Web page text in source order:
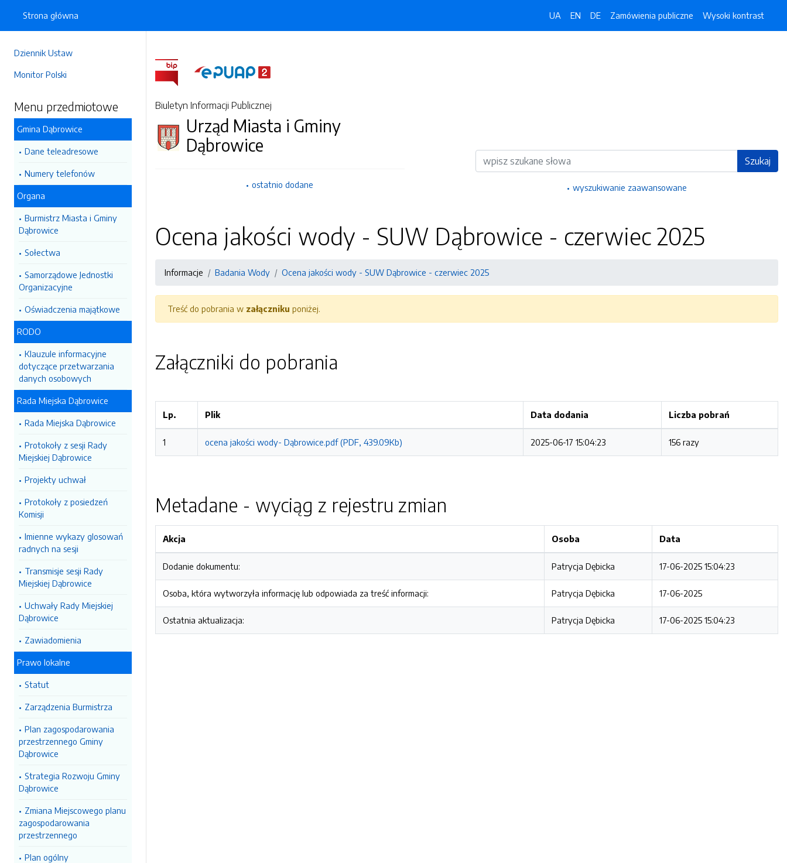
Dziennik Ustaw
Monitor Polski
Menu przedmiotowe
Gmina Dąbrowice
Dane teleadresowe
Numery telefonów
Organa
Burmistrz Miasta i Gminy
Dąbrowice
Sołectwa
Samorządowe Jednostki
Organizacyjne
Oświadczenia majątkowe
RODO
Klauzule informacyjne
dotyczące przetwarzania
danych osobowych
Rada Miejska Dąbrowice
Rada Miejska Dąbrowice
Protokoły z sesji Rady
Miejskiej Dąbrowice
Projekty uchwał
Protokoły z posiedzeń
Komisji
Imienne wykazy glosowań
radnych na sesji
Transmisje sesji Rady
Miejskiej Dąbrowice
Uchwały Rady Miejskiej
Dąbrowice
Zawiadomienia
Prawo lokalne
Statut
Zarządzenia Burmistrza
Plan zagospodarowania
przestrzennego Gminy
Dąbrowice
Strategia Rozwoju Gminy
Dąbrowice
Zmiana Miejscowego planu
zagospodarowania
przestrzennego
Plan ogólny
Strona główna UA EN DE Zamówienia publiczne Wysoki kontrast
Biuletyn Informacji Publicznej
Urząd Miasta i Gminy
Dąbrowice
ostatnio dodane
Wyszukiwarka Szukaj
wyszukiwanie zaawansowane
Ocena jakości wody - SUW Dąbrowice - czerwiec 2025
Informacje Badania Wody Ocena jakości wody - SUW Dąbrowice - czerwiec 2025
Treść do pobrania w załączniku poniżej.
Załączniki do pobrania
Lp. Plik Data dodania Liczba pobrań
1 ocena jakości wody- Dąbrowice.pdf (PDF, 439.09Kb) 2025-06-17 15:04:23 156 razy
Metadane - wyciąg z rejestru zmian
Akcja Osoba Data
Dodanie dokumentu: Patrycja Dębicka 17-06-2025 15:04:23
Osoba, która wytworzyła informację lub odpowiada za treść informacji: Patrycja Dębicka 17-06-2025
Ostatnia aktualizacja: Patrycja Dębicka 17-06-2025 15:04:23